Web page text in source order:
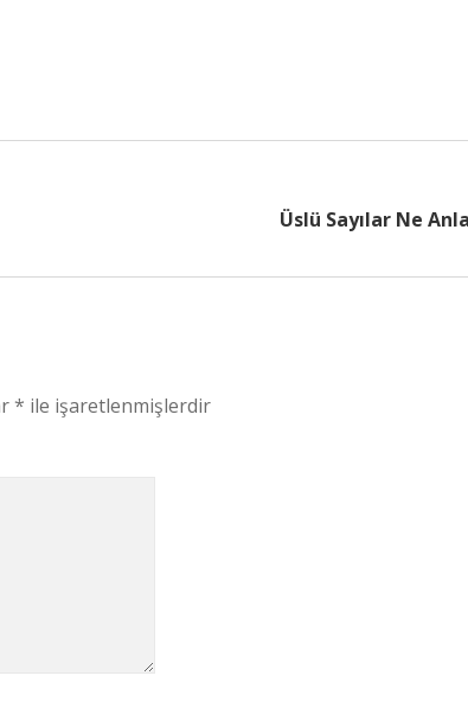
Üslü Sayılar Ne
* ile işaretlenmişlerdir